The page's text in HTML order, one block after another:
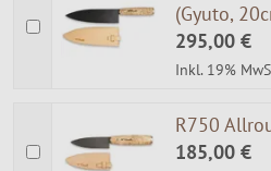
(Gyuto,
295,00 €
Inkl. 19%
R750
185,00 €